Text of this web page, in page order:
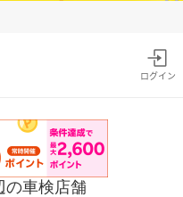
ログイン
の車検店舗